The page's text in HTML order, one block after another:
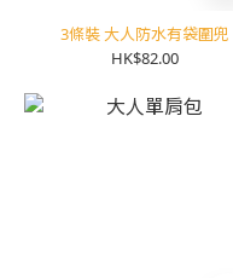
3條裝 大人防水有袋圍兜
HK$82.00